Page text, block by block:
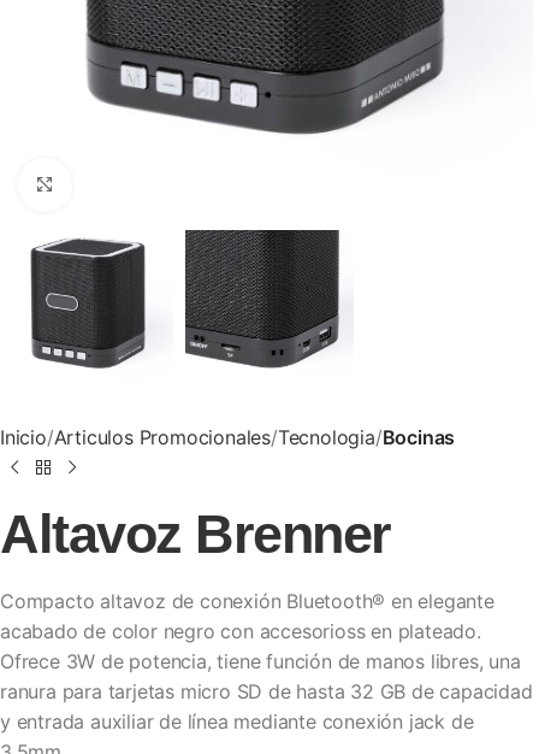
Inicio Articulos Promocionales Tecnologia Bocinas
Altavoz Brenner
Compacto altavoz de conexión Bluetooth® en elegante
acabado de color negro con accesorioss en plateado.
Ofrece 3W de potencia, tiene función de manos libres, una
ranura para tarjetas micro SD de hasta 32 GB de capacidad
y entrada auxiliar de línea mediante conexión jack de